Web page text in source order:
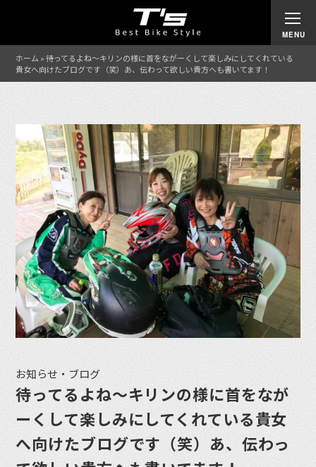
ホーム »待ってるよね〜キリンの様に首をながーくして楽しみにしてくれている
貴女へ向けたブログです（笑）あ、伝わって欲しい貴方へも書いてます！
お知らせ・ブログ
待ってるよね〜キリンの様に首をなが
ーくして楽しみにしてくれている貴女
へ向けたブログです（笑）あ、伝わっ